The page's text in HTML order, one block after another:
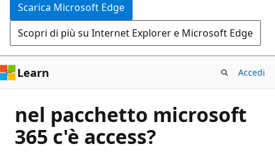
Scarica Microsoft Edge
Scopri di più su Internet Explorer e Microsoft Edge
Learn Accedi
nel pacchetto microsoft
365 c'è access?